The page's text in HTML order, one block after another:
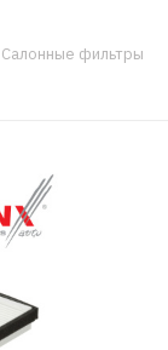
Салонные фильтры